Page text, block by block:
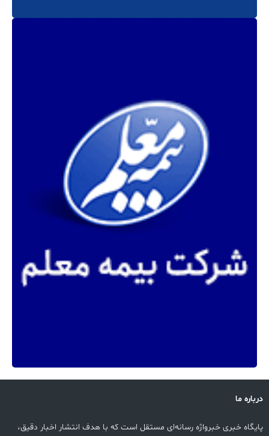
درباره ما
پایگاه خبری خبرواژه رسانه‌ای مستقل است که با هدف انتشار اخبار دقیق،